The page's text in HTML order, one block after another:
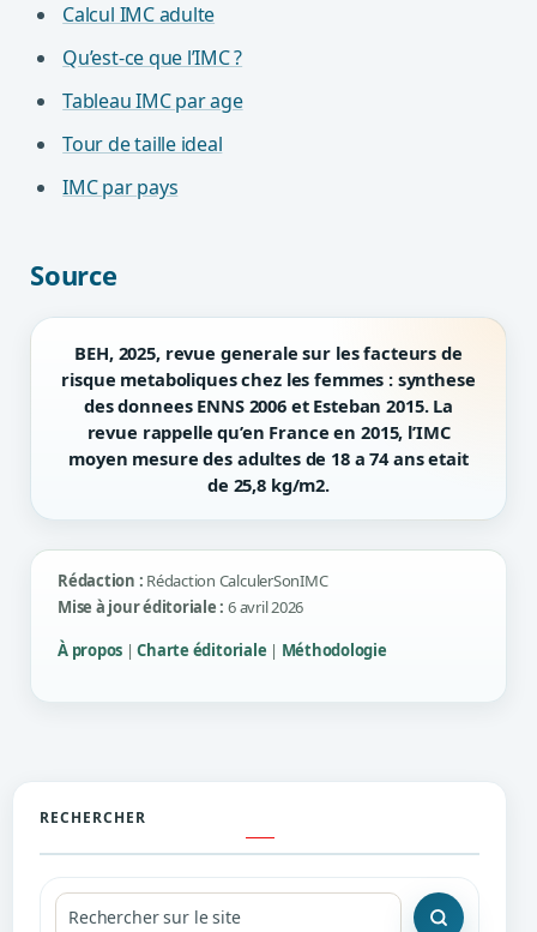
Calcul IMC adulte
Qu’est-ce que l’IMC ?
Tableau IMC par age
Tour de taille ideal
IMC par pays
Source
BEH, 2025, revue generale sur les facteurs de
risque metaboliques chez les femmes : synthese
des donnees ENNS 2006 et Esteban 2015. La
revue rappelle qu’en France en 2015, l’IMC
moyen mesure des adultes de 18 a 74 ans etait
de 25,8 kg/m2.
Rédaction : Rédaction CalculerSonIMC
Mise à jour éditoriale : 6 avril 2026
À propos | Charte éditoriale | Méthodologie
RECHERCHER
Recherche